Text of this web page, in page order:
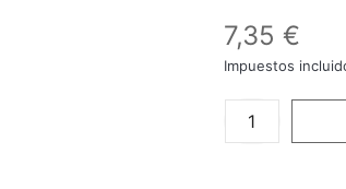
7,35 €
Impuestos